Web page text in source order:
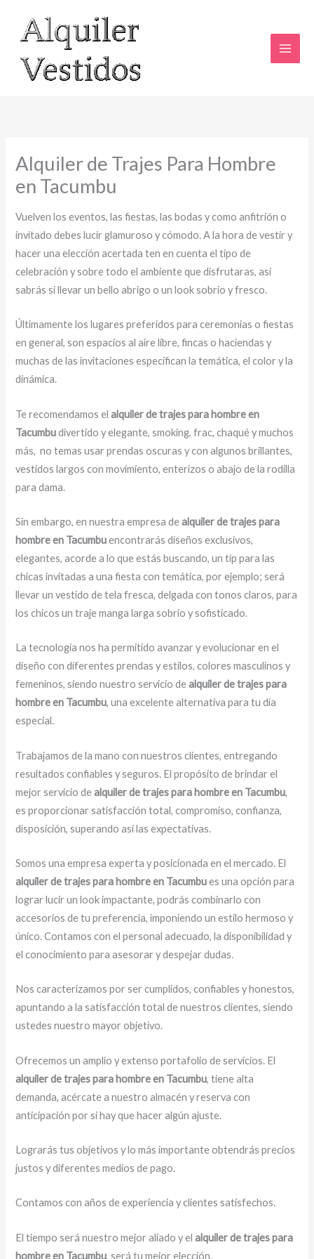
contenido
Alquiler de Trajes Para Hombre
en Tacumbu
Vuelven los eventos, las fiestas, las bodas y como anfitrión o
invitado debes lucir glamuroso y cómodo. A la hora de vestir y
hacer una elección acertada ten en cuenta el tipo de
celebración y sobre todo el ambiente que disfrutaras, así
sabrás si llevar un bello abrigo o un look sobrio y fresco.
Últimamente los lugares preferidos para ceremonias o fiestas
en general, son espacios al aire libre, fincas o haciendas y
muchas de las invitaciones especifican la temática, el color y la
dinámica.
Te recomendamos elalquiler de trajes para hombre en
Tacumbudivertido y elegante, smoking, frac, chaqué y muchos
más, no temas usar prendas oscuras y con algunos brillantes,
vestidos largos con movimiento, enterizos o abajo de la rodilla
para dama.
Sin embargo, en nuestra empresa dealquiler de trajes para
hombre en Tacumbuencontrarás diseños exclusivos,
elegantes, acorde a lo que estás buscando, un tip para las
chicas invitadas a una fiesta con temática, por ejemplo; será
llevar un vestido de tela fresca, delgada con tonos claros, para
los chicos un traje manga larga sobrio y sofisticado.
La tecnología nos ha permitido avanzar y evolucionar en el
diseño con diferentes prendas y estilos, colores masculinos y
femeninos, siendo nuestro servicio dealquiler de trajes para
hombre en Tacumbu, una excelente alternativa para tu día
especial.
Trabajamos de la mano con nuestros clientes, entregando
resultados confiables y seguros. El propósito de brindar el
mejor servicio dealquiler de trajes para hombre en Tacumbu,
es proporcionar satisfacción total, compromiso, confianza,
disposición, superando así las expectativas.
Somos una empresa experta y posicionada en el mercado. El
alquiler de trajes para hombre en Tacumbues una opción para
lograr lucir un look impactante, podrás combinarlo con
accesorios de tu preferencia, imponiendo un estilo hermoso y
único. Contamos con el personal adecuado, la disponibilidad y
el conocimiento para asesorar y despejar dudas.
Nos caracterizamos por ser cumplidos, confiables y honestos,
apuntando a la satisfacción total de nuestros clientes, siendo
ustedes nuestro mayor objetivo.
Ofrecemos un amplio y extenso portafolio de servicios. El
alquiler de trajes para hombre en Tacumbu, tiene alta
demanda, acércate a nuestro almacén y reserva con
anticipación por si hay que hacer algún ajuste.
Lograrás tus objetivos y lo más importante obtendrás precios
justos y diferentes medios de pago.
Contamos con años de experiencia y clientes satisfechos.
El tiempo será nuestro mejor aliado y elalquiler de trajes para
hombre en Tacumbu, será tu mejor elección.